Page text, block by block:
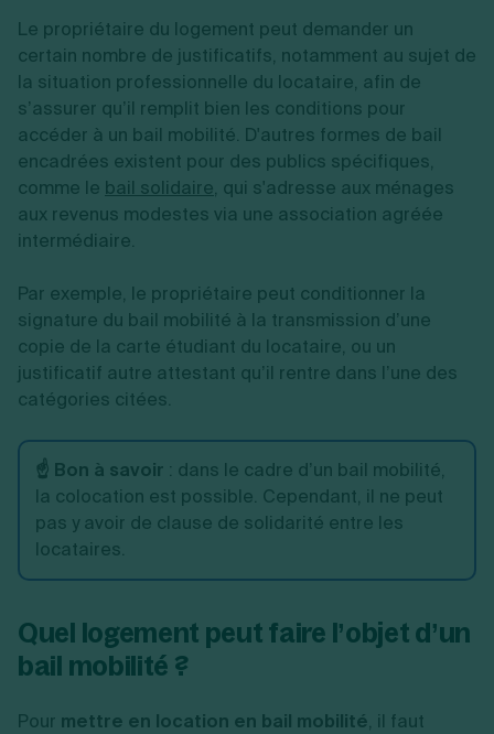
Le propriétaire du logement peut demander un
certain nombre de justificatifs, notamment au sujet de
la situation professionnelle du locataire, afin de
s’assurer qu’il remplit bien les conditions pour
accéder à un bail mobilité. D'autres formes de bail
encadrées existent pour des publics spécifiques,
comme le bail solidaire, qui s'adresse aux ménages
aux revenus modestes via une association agréée
intermédiaire.
Par exemple, le propriétaire peut conditionner la
signature du bail mobilité à la transmission d’une
copie de la carte étudiant du locataire, ou un
justificatif autre attestant qu’il rentre dans l’une des
catégories citées.
☝️ Bon à savoir : dans le cadre d’un bail mobilité,
la colocation est possible. Cependant, il ne peut
pas y avoir de clause de solidarité entre les
locataires.
Quel logement peut faire l’objet d’un
bail mobilité ?
Pour mettre en location en bail mobilité, il faut